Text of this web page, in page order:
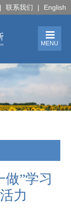
| 联系我们 | English
MENU
”学习
力